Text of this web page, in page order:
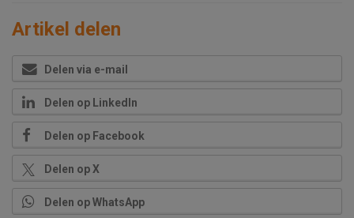
Artikel delen
Delen via e-mail
Delen op LinkedIn
Delen op Facebook
Delen op X
Delen op WhatsApp